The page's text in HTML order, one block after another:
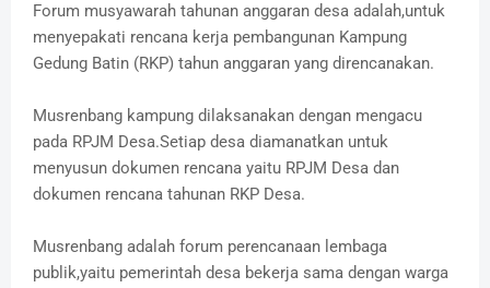
Forum musyawarah tahunan anggaran desa adalah,untuk
menyepakati rencana kerja pembangunan Kampung
Gedung Batin (RKP) tahun anggaran yang direncanakan.
Musrenbang kampung dilaksanakan dengan mengacu
pada RPJM Desa.Setiap desa diamanatkan untuk
menyusun dokumen rencana yaitu RPJM Desa dan
dokumen rencana tahunan RKP Desa.
Musrenbang adalah forum perencanaan lembaga
publik,yaitu pemerintah desa bekerja sama dengan warga